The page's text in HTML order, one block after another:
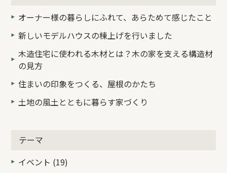
オーナー様の暮らしにふれて、あらためて感じたこと
新しいモデルハウスの棟上げを行いました
木造住宅に使われる木材とは？木の家を支える構造材
の見方
住まいの印象をつくる、屋根のかたち
土地の風土とともに暮らす家づくり
テーマ
イベント (19)